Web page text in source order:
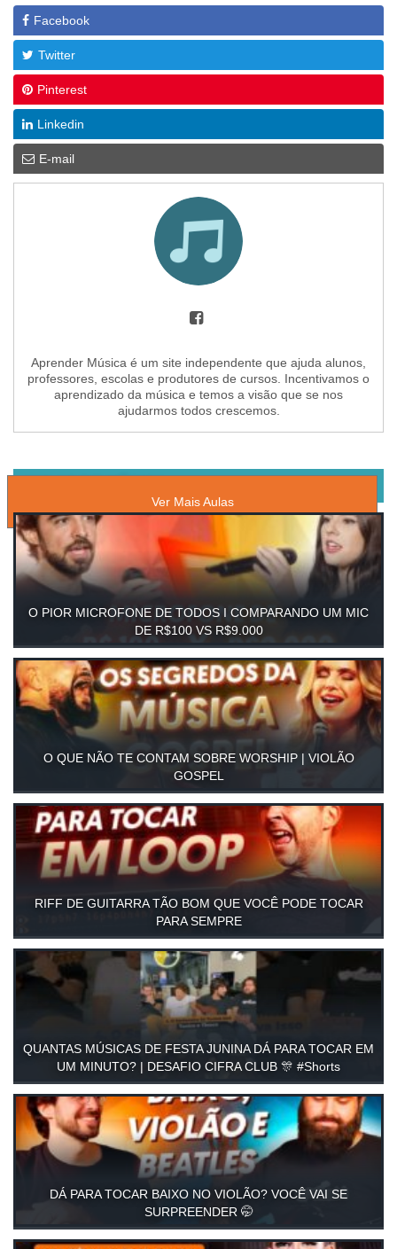
Facebook
Twitter
Pinterest
Linkedin
E-mail
Aprender Música é um site independente que ajuda alunos,
professores, escolas e produtores de cursos. Incentivamos o
aprendizado da música e temos a visão que se nos
ajudarmos todos crescemos.
Ver Mais Aulas
O PIOR MICROFONE DE TODOS I COMPARANDO UM MIC
DE R$100 VS R$9.000
O QUE NÃO TE CONTAM SOBRE WORSHIP | VIOLÃO
GOSPEL
RIFF DE GUITARRA TÃO BOM QUE VOCÊ PODE TOCAR
PARA SEMPRE
QUANTAS MÚSICAS DE FESTA JUNINA DÁ PARA TOCAR EM
UM MINUTO? | DESAFIO CIFRA CLUB 🎊 #Shorts
DÁ PARA TOCAR BAIXO NO VIOLÃO? VOCÊ VAI SE
SURPREENDER 🤭